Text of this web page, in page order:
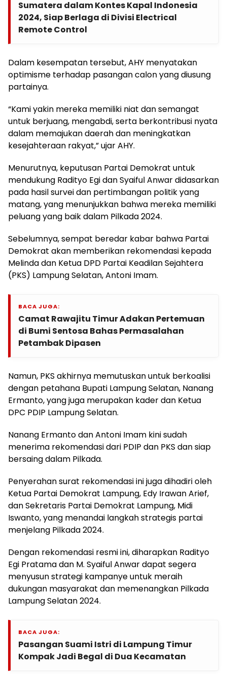
Sumatera dalam Kontes Kapal Indonesia
2024, Siap Berlaga di Divisi Electrical
Remote Control
Dalam kesempatan tersebut, AHY menyatakan
optimisme terhadap pasangan calon yang diusung
partainya.
“Kami yakin mereka memiliki niat dan semangat
untuk berjuang, mengabdi, serta berkontribusi nyata
dalam memajukan daerah dan meningkatkan
kesejahteraan rakyat,” ujar AHY.
Menurutnya, keputusan Partai Demokrat untuk
mendukung Radityo Egi dan Syaiful Anwar didasarkan
pada hasil survei dan pertimbangan politik yang
matang, yang menunjukkan bahwa mereka memiliki
peluang yang baik dalam Pilkada 2024.
Sebelumnya, sempat beredar kabar bahwa Partai
Demokrat akan memberikan rekomendasi kepada
Melinda dan Ketua DPD Partai Keadilan Sejahtera
(PKS) Lampung Selatan, Antoni Imam.
BACA JUGA:
Camat Rawajitu Timur Adakan Pertemuan
di Bumi Sentosa Bahas Permasalahan
Petambak Dipasen
Namun, PKS akhirnya memutuskan untuk berkoalisi
dengan petahana Bupati Lampung Selatan, Nanang
Ermanto, yang juga merupakan kader dan Ketua
DPC PDIP Lampung Selatan.
Nanang Ermanto dan Antoni Imam kini sudah
menerima rekomendasi dari PDIP dan PKS dan siap
bersaing dalam Pilkada.
Penyerahan surat rekomendasi ini juga dihadiri oleh
Ketua Partai Demokrat Lampung, Edy Irawan Arief,
dan Sekretaris Partai Demokrat Lampung, Midi
Iswanto, yang menandai langkah strategis partai
menjelang Pilkada 2024.
Dengan rekomendasi resmi ini, diharapkan Radityo
Egi Pratama dan M. Syaiful Anwar dapat segera
menyusun strategi kampanye untuk meraih
dukungan masyarakat dan memenangkan Pilkada
Lampung Selatan 2024.
BACA JUGA:
Pasangan Suami Istri di Lampung Timur
Kompak Jadi Begal di Dua Kecamatan